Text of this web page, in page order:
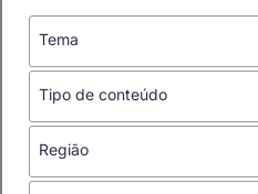
Tema
Tipo de conteúdo
Região